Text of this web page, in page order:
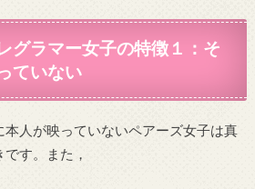
グラマー女子の特徴１：そ
ていない
人が映っていないペアーズ女子は真
す。また，